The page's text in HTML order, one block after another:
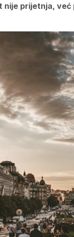
prijetnja, već